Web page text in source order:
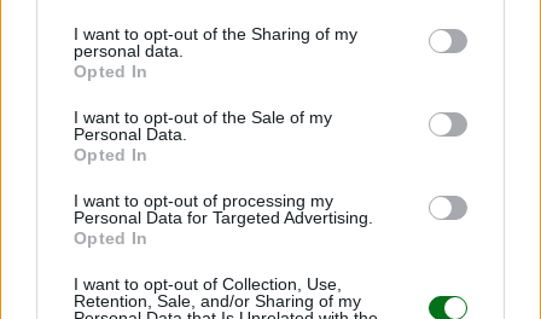
I want to opt-out of the Sharing of my
personal data.
Opted In
I want to opt-out of the Sale of my
Personal Data.
Opted In
I want to opt-out of processing my
Personal Data for Targeted Advertising.
Opted In
I want to opt-out of Collection, Use,
Retention, Sale, and/or Sharing of my
Cómo apoyar el desarrollo del habla sin usar
LEER